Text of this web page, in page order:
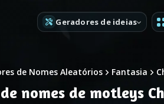
Geradores de ideias
de Nomes Aleatórios Fantasia
nomes de motleys